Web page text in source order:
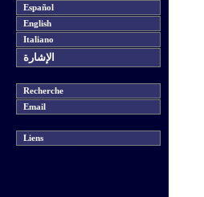
Español
English
Italiano
الإشارة
Recherche
Email
Liens